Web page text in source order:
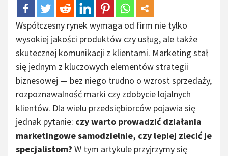
Współczesny rynek wymaga od firm nie tylko
wysokiej jakości produktów czy usług, ale także
skutecznej komunikacji z klientami. Marketing stał
się jednym z kluczowych elementów strategii
biznesowej — bez niego trudno o wzrost sprzedaży,
rozpoznawalność marki czy zdobycie lojalnych
klientów. Dla wielu przedsiębiorców pojawia się
jednak pytanie: czy warto prowadzić działania
marketingowe samodzielnie, czy lepiej zlecić je
specjalistom? W tym artykule przyjrzymy się